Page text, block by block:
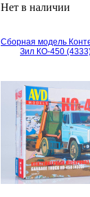
Нет в наличии
Сборная модель
Зил КО-450